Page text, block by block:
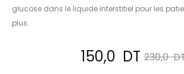
glucose dans le liquide interstitiel pour les
plus.
230,0
Le
150,0 DT
Le